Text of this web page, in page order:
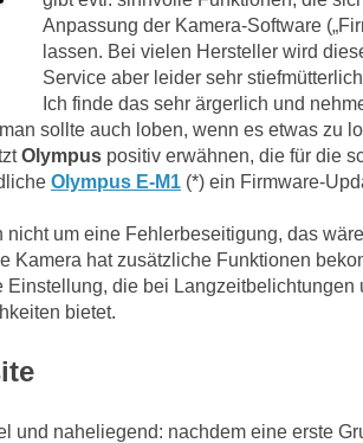
Anpassung der Kamera-Software
lassen. Bei vielen Hersteller wird
Service aber leider sehr
Ich finde das sehr ärgerlich und
sollte auch loben, wenn es etwas zu
Olympus positiv erwähnen, die für die
Olympus E-M1 (*) ein Firmware-
nicht um eine Fehlerbeseitigung, das
Kamera hat zusätzliche Funktionen
Einstellung, die bei Langzeitbelichtungen
bietet.
und naheliegend: nachdem eine erste